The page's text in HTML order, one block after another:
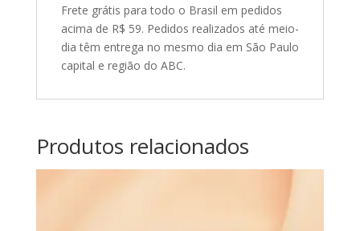
Frete grátis para todo o Brasil em pedidos
acima de R$ 59. Pedidos realizados até meio-
dia têm entrega no mesmo dia em São Paulo
capital e região do ABC.
Produtos relacionados